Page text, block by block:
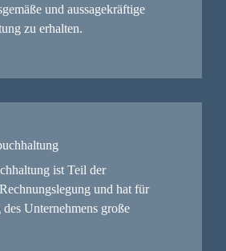
und aussagekräftige
zu erhalten.
ist Teil der
und hat für
des Unternehmens große